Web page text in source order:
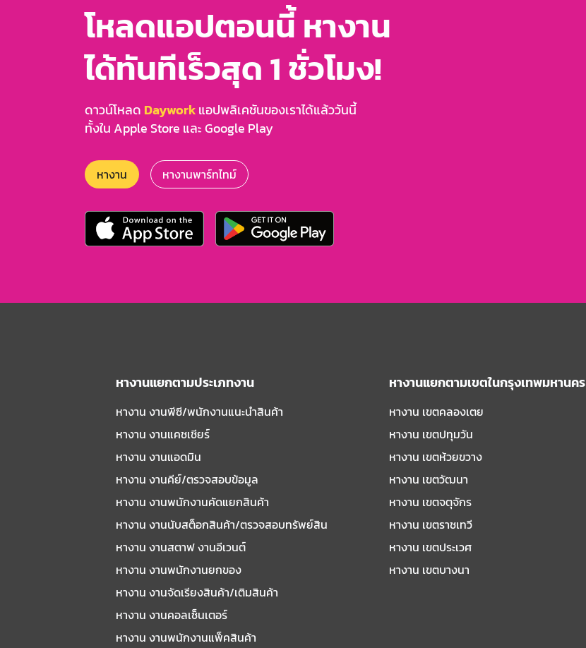
โหลดแอปตอนนี้ หางาน
ได้ทันทีเร็วสุด 1 ชั่วโมง!
ดาวน์โหลด Dayworkแอปพลิเคชันของเราได้แล้ววันนี้
ทั้งใน Apple Store และ Google Play
หางาน หางานพาร์ทไทม์
หางานแยกตามประเภทงาน
หางาน งานพีซี/พนักงานแนะนําสินค้า
หางาน งานแคชเชียร์
หางาน งานแอดมิน
หางาน งานคีย์/ตรวจสอบข้อมูล
หางาน งานพนักงานคัดแยกสินค้า
หางาน งานนับสต็อกสินค้า/ตรวจสอบทรัพย์สิน
หางาน งานสตาฟ งานอีเวนต์
หางาน งานพนักงานยกของ
หางาน งานจัดเรียงสินค้า/เติมสินค้า
หางาน งานคอลเซ็นเตอร์
หางาน งานพนักงานแพ็คสินค้า
หางานแยกตามเขตในกรุงเทพมหานคร
หางาน เขตคลองเตย
หางาน เขตปทุมวัน
หางาน เขตห้วยขวาง
หางาน เขตวัฒนา
หางาน เขตจตุจักร
หางาน เขตราชเทวี
หางาน เขตประเวศ
หางาน เขตบางนา